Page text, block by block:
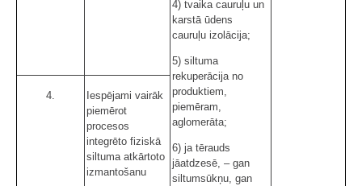
4) tvaika cauruļu un
karstā ūdens
cauruļu izolācija;
5) siltuma
rekuperācija no
produktiem,
piemēram,
aglomerāta;
6) ja tērauds
jāatdzesē, – gan
siltumsūkņu, gan
4.
Iespējami vairāk
piemērot
procesos
integrēto fiziskā
siltuma atkārtoto
izmantošanu